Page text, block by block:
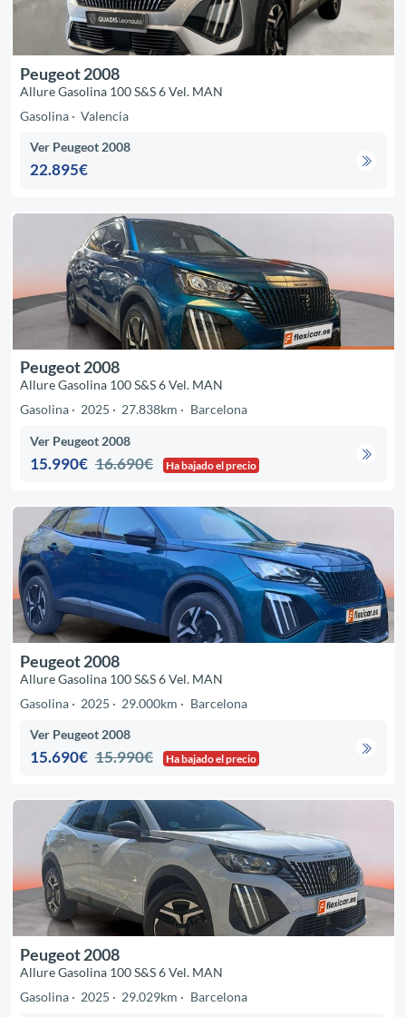
Peugeot 2008
Allure Gasolina 100 S&S 6 Vel. MAN
Gasolina
Valencia
Ver Peugeot 2008
22.895€
Peugeot 2008
Allure Gasolina 100 S&S 6 Vel. MAN
Gasolina
2025 27.838km Barcelona
Ver Peugeot 2008
15.990€ 16.690€ Ha bajado el precio
Peugeot 2008
Allure Gasolina 100 S&S 6 Vel. MAN
Gasolina
2025 29.000km Barcelona
Ver Peugeot 2008
15.690€ 15.990€ Ha bajado el precio
Peugeot 2008
Allure Gasolina 100 S&S 6 Vel. MAN
Gasolina
2025 29.029km Barcelona